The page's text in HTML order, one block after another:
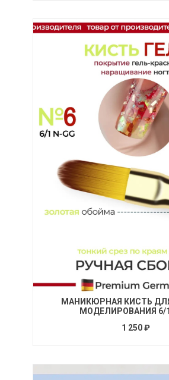
МАНИКЮРНАЯ КИСТЬ
МОДЕЛИРОВАНИЯ 6/
1 250 ₽